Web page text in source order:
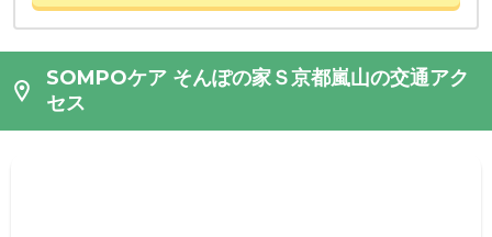
SOMPOケア そんぽの家Ｓ京都嵐山の交通アク
セス